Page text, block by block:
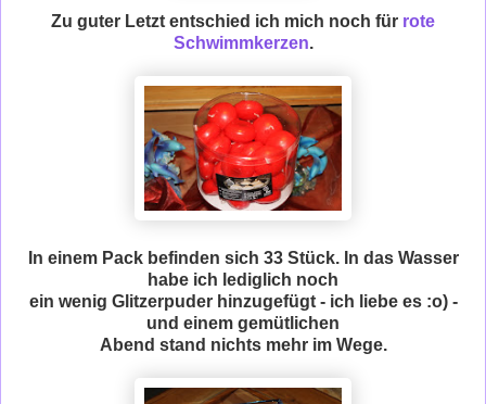
Zu guter Letzt entschied ich mich noch für rote
Schwimmkerzen.
In einem Pack befinden sich 33 Stück. In das Wasser
habe ich lediglich noch
ein wenig Glitzerpuder hinzugefügt - ich liebe es :o) -
und einem gemütlichen
Abend stand nichts mehr im Wege.